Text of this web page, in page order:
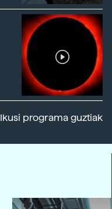
Ikusi programa guztiak